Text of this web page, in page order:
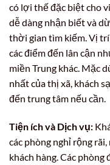
có lợi thế đặc biệt cho
dễ dàng nhận biết và
thời gian tìm kiếm. Vị
các điểm đến lân cận
miền Trung khác. Mặc
nhất của thị xã, khách
đến trung tâm nếu cần.
Tiện ích và Dịch vụ:
các phòng nghỉ rộng
khách hàng. Các phòng